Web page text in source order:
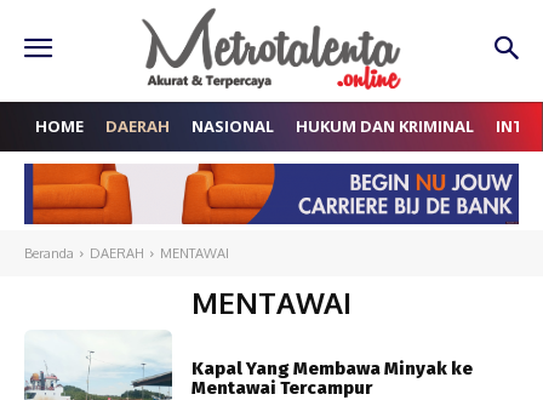
HOME DAERAH NASIONAL HUKUM DAN KRIMINAL
Beranda DAERAH MENTAWAI
MENTAWAI
Kapal Yang Membawa Minyak ke
Mentawai Tercampur